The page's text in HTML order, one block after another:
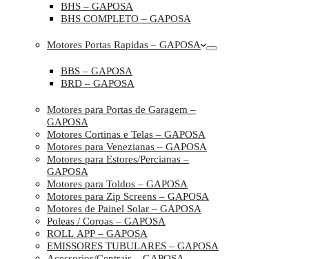
BHS – GAPOSA
BHS COMPLETO – GAPOSA
Motores Portas Rapidas – GAPOSA
BBS – GAPOSA
BRD – GAPOSA
Motores para Portas de Garagem –
GAPOSA
Motores Cortinas e Telas – GAPOSA
Motores para Venezianas – GAPOSA
Motores para Estores/Percianas –
GAPOSA
Motores para Toldos – GAPOSA
Motores para Zip Screens – GAPOSA
Motores de Painel Solar – GAPOSA
Poleas / Coroas – GAPOSA
ROLL APP – GAPOSA
EMISSORES TUBULARES – GAPOSA